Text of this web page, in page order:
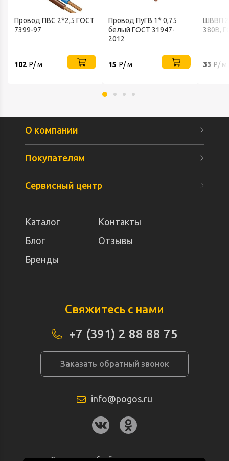
Провод ПВС 2*2,5 ГОСТ
7399-97
102 Р/ м
Провод ПуГВ 1* 0,75
белый ГОСТ 31947-
2012
15 Р/ м
ШВВП
380В,
33 Р/ м
О компании
Покупателям
Сервисный центр
Каталог
Контакты
Блог
Отзывы
Бренды
Свяжитесь с нами
+7 (391) 2 88 88 75
Заказать обратный звонок
info@pogos.ru